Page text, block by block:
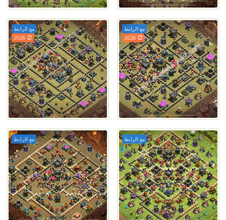
مع الرابط
2026
مع الرابط
مع الرابط مع الرابط